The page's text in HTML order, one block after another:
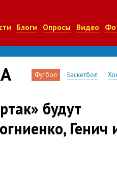
Блоги Опросы Видео
Футбол Баскетбол
будут
Генич